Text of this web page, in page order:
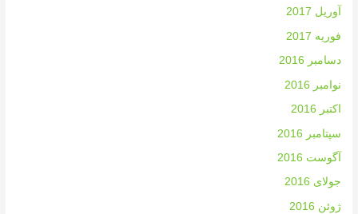
آوریل 2017
فوریه 2017
دسامبر 2016
نوامبر 2016
اکتبر 2016
سپتامبر 2016
آگوست 2016
جولای 2016
ژوئن 2016